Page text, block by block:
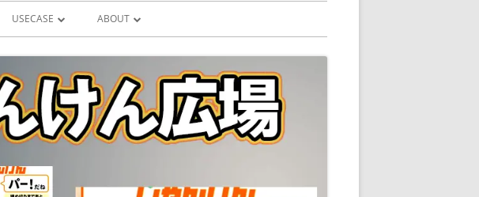
USECASE
ユースケース一覧 V1
雨が降り出す前に通知①GOOGLE HOME
スピーカーとライン通知
GOOGLE HOME音声コマンドで、パソコ
ンをシャットダウンする
ABOUT
MISSION